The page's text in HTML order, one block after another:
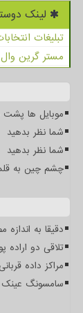
لینک
تبلیغات
مستر گرین
موبایل ها پشت
شما نظر بدهید
شما نظر بدهید
چشم چین به
دقیقا به
تلاقی دو اراده
مراکز داده
سامسونگ